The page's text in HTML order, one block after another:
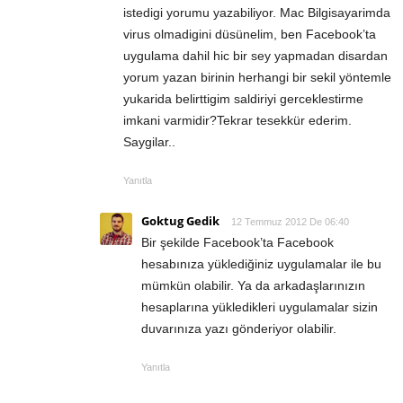
istedigi yorumu yazabiliyor. Mac Bilgisayarimda
virus olmadigini düsünelim, ben Facebook’ta
uygulama dahil hic bir sey yapmadan disardan
yorum yazan birinin herhangi bir sekil yöntemle
yukarida belirttigim saldiriyi gerceklestirme
imkani varmidir?Tekrar tesekkür ederim.
Saygilar..
Yanıtla
Goktug Gedik 12 Temmuz 2012 De 06:40
Bir şekilde Facebook’ta Facebook
hesabınıza yüklediğiniz uygulamalar ile bu
mümkün olabilir. Ya da arkadaşlarınızın
hesaplarına yükledikleri uygulamalar sizin
duvarınıza yazı gönderiyor olabilir.
Yanıtla